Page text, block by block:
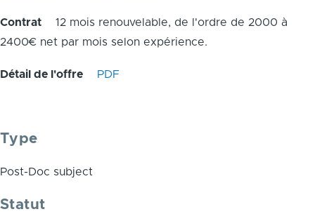
Contrat 12 mois renouvelable, de l'ordre de 2000 à
2400€ net par mois selon expérience.
Détail de l'offre PDF
Type
Post-Doc subject
Statut